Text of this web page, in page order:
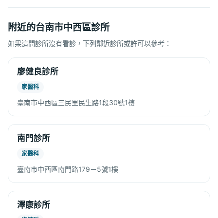
附近的台南市中西區診所
如果這間診所沒有看診，下列鄰近診所或許可以參考：
廖健良診所
家醫科
臺南市中西區三民里民生路1段30號1樓
南門診所
家醫科
臺南市中西區南門路179－5號1樓
澤康診所